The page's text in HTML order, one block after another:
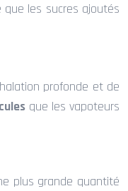
les sucres ajoutés
profonde et de
que les vapoteurs
plus grande quantité